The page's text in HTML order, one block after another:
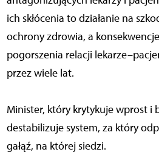
ich skłócenia to działanie na
ochrony zdrowia, a
pogorszenia relacji
przez wiele lat.
Minister, który krytykuje wprost i
destabilizuje system, za który
gałąź, na której siedzi.